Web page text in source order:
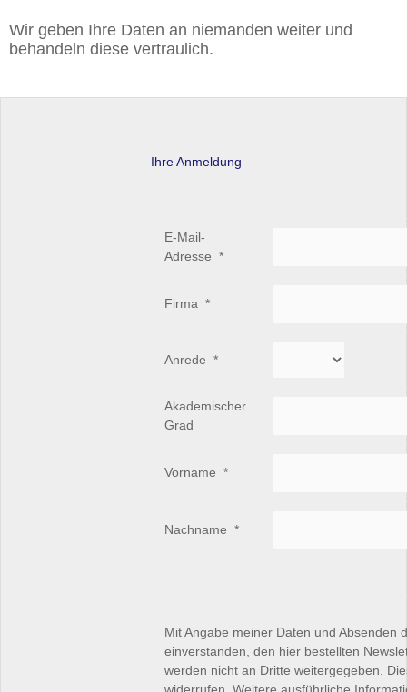
Wir geben Ihre Daten an niemanden weiter und
behandeln diese vertraulich.
Ihre Anmeldung
E-Mail-
Adresse *
Firma *
Anrede *
Akademischer
Grad
Vorname *
Nachname *
Mit Angabe meiner Daten und Absenden
einverstanden, den hier bestellten
werden nicht an Dritte weitergegeben.
widerrufen. Weitere ausführliche